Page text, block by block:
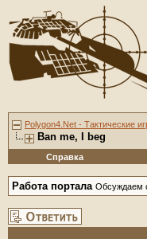
Polygon4.Net - Тактические
Ban me, I beg
Справка
Работа портала Обсуждаем